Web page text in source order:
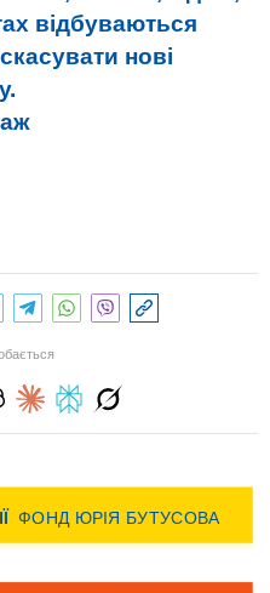
відбуваються
нові